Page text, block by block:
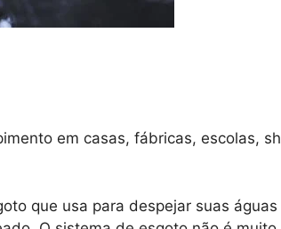
em casas, fábricas, escolas,
que usa para despejar suas